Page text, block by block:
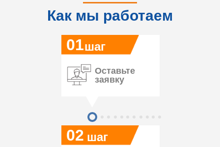
Как мы работаем
02
01
Оставьте
заявку
шаг
шаг